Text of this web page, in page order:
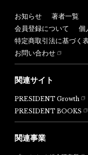
お知らせ 著者一覧
会員登録について
個
特定商取引法に基づく
お問い合わせ
関連サイト
PRESIDENT Growth
PRESIDENT BOOKS
関連事業